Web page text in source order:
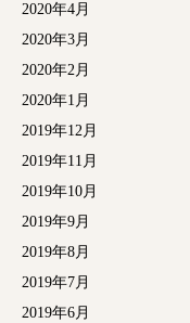
2020年4月
2020年3月
2020年2月
2020年1月
2019年12月
2019年11月
2019年10月
2019年9月
2019年8月
2019年7月
2019年6月